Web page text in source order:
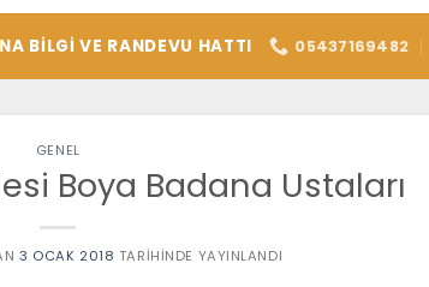
BİLGİ VE RANDEVU HATTI 05437169482
GENEL
Boya Badana Ustaları
3 OCAK 2018 TARIHINDE YAYINLANDI